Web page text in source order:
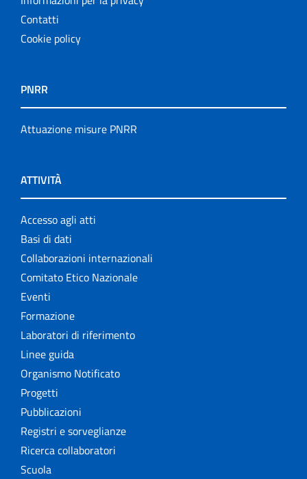
Contatti
Cookie policy
PNRR
Attuazione misure PNRR
ATTIVITÀ
Accesso agli atti
Basi di dati
Collaborazioni internazionali
Comitato Etico Nazionale
Eventi
Formazione
Laboratori di riferimento
Linee guida
Organismo Notificato
Progetti
Pubblicazioni
Registri e sorveglianze
Ricerca collaboratori
Scuola